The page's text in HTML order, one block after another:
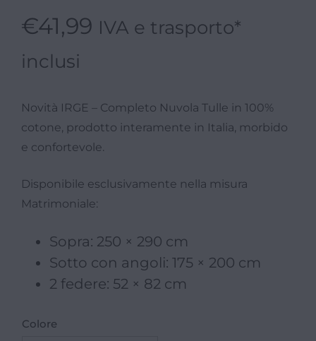
€41,99 IVA e trasporto*
inclusi
Novità IRGE – Completo Nuvola Tulle in 100%
cotone, prodotto interamente in Italia, morbido
e confortevole.
Disponibile esclusivamente nella misura
Matrimoniale:
Sopra: 250 × 290 cm
Sotto con angoli: 175 × 200 cm
2 federe: 52 × 82 cm
Colore